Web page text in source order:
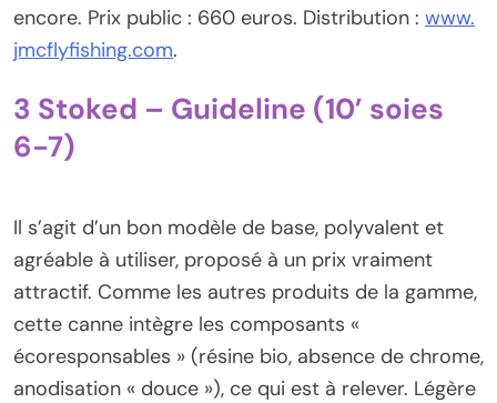
encore. Prix public : 660 euros. Distribution : www.
jmcflyfishing.com.
3 Stoked – Guideline (10’ soies
6-7)
Il s’agit d’un bon modèle de base, polyvalent et
agréable à utiliser, proposé à un prix vraiment
attractif. Comme les autres produits de la gamme,
cette canne intègre les composants «
écoresponsables » (résine bio, absence de chrome,
anodisation « douce »), ce qui est à relever. Légère